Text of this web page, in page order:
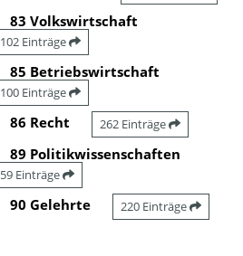
83 Volkswirtschaft
102 Einträge
85 Betriebswirtschaft
100 Einträge
86 Recht 262 Einträge
89 Politikwissenschaften
59 Einträge
90 Gelehrte 220 Einträge